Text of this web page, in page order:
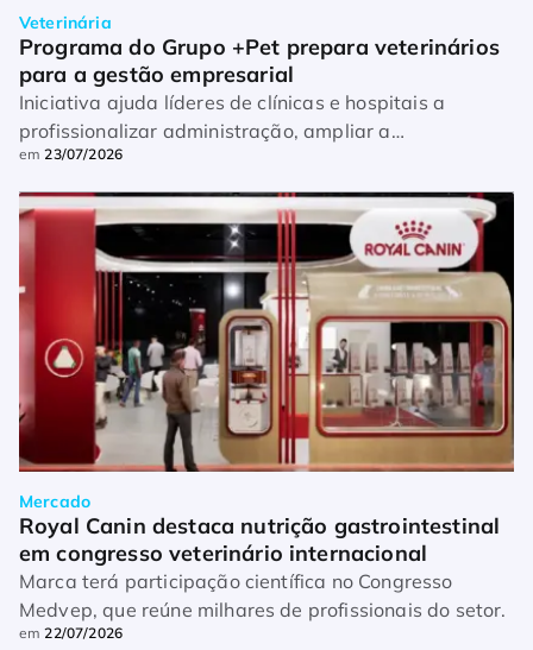
Veterinária
Programa do Grupo +Pet prepara veterinários
para a gestão empresarial
Iniciativa ajuda líderes de clínicas e hospitais a
profissionalizar administração, ampliar a
rentabilidade e acelerar projetos de expansão
em23/07/2026
Mercado
Royal Canin destaca nutrição gastrointestinal
em congresso veterinário internacional
Marca terá participação científica no Congresso
Medvep, que reúne milhares de profissionais do setor.
em22/07/2026